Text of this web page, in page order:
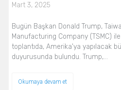
Mart 3, 2025
Bugün Başkan Donald Trump,
Manufacturing Company (TSMC)
toplantıda, Amerika'ya yapılacak
duyurusunda bulundu. Trump,…
Okumaya devam et